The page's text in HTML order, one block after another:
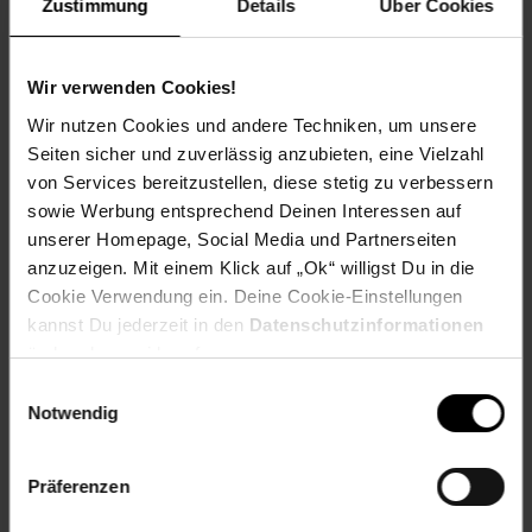
Zustimmung Details Über Cookies
Wir verwenden Cookies!
Wir nutzen Cookies und andere Techniken, um unsere
Seiten sicher und zuverlässig anzubieten, eine Vielzahl
von Services bereitzustellen, diese stetig zu verbessern
sowie Werbung entsprechend Deinen Interessen auf
unserer Homepage, Social Media und Partnerseiten
anzuzeigen. Mit einem Klick auf „Ok“ willigst Du in die
Cookie Verwendung ein. Deine Cookie-Einstellungen
kannst Du jederzeit in den Datenschutzinformationen
ändern bzw. widerrufen.
Notwendig
Präferenzen
Welchen Verein du in deiner Region unterstützen kannst
findest du hier heraus:
Zurück zu Vereinsspende
Fußzeile
Weitere Online-Angebote
Weinwelt